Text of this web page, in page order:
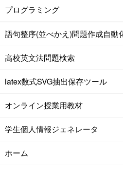
プログラミング
語句整序(並べかえ)問題作成自動
高校英文法問題検索
latex数式SVG抽出保存ツール
オンライン授業用教材
学生個人情報ジェネレータ
ホーム